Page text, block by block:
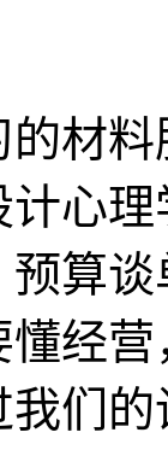
材
心
算
懂经
们